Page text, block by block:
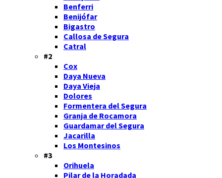
Benferri
Benijófar
Bigastro
Callosa de Segura
Catral
#2
Cox
Daya Nueva
Daya Vieja
Dolores
Formentera del Segura
Granja de Rocamora
Guardamar del Segura
Jacarilla
Los Montesinos
#3
Orihuela
Pilar de la Horadada